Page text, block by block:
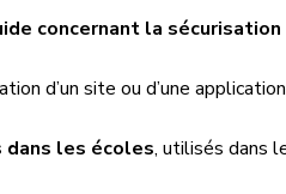
concernant la
d’un site ou d’une
les écoles, utilisés dans